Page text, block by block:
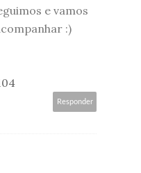
e vamos
:)
Responder